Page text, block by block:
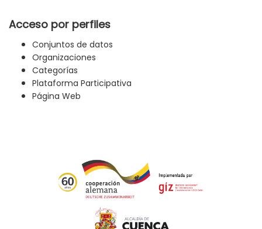
Acceso por perfiles
Conjuntos de datos
Organizaciones
Categorías
Plataforma Participativa
Página Web